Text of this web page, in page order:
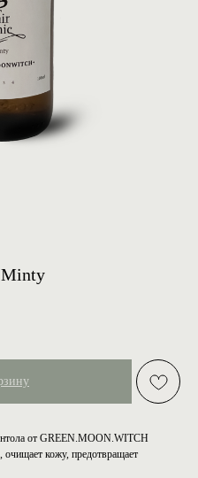
Minty
от GREEN.MOON.WITCH
очищает кожу, предотвращает